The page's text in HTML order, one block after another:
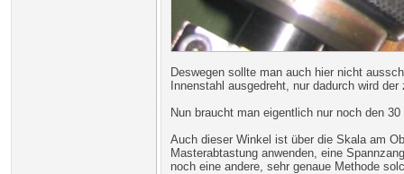
Deswegen sollte man auch hier nicht
Innenstahl ausgedreht, nur dadurch wird
Nun braucht man eigentlich nur noch den
Auch dieser Winkel ist über die Skala am
Masterabtastung anwenden, eine
noch eine andere, sehr genaue Methode